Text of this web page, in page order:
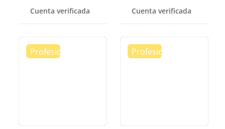
Cuenta verificada Cuenta verificada